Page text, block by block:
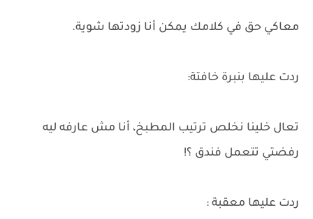
معاكي حق في كلامك يمكن أنا زودتها شوية.
ردت عليها بنبرة خافتة:
تعال خلينا نخلص ترتيب المطبخ، أنا مش عارفه ليه
رفضتي تتعمل فندق ؟!
ردت عليها معقبة :